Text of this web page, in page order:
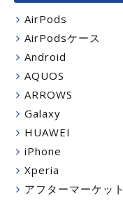
AirPods
AirPodsケース
Android
AQUOS
ARROWS
Galaxy
HUAWEI
iPhone
Xperia
アフターマーケット